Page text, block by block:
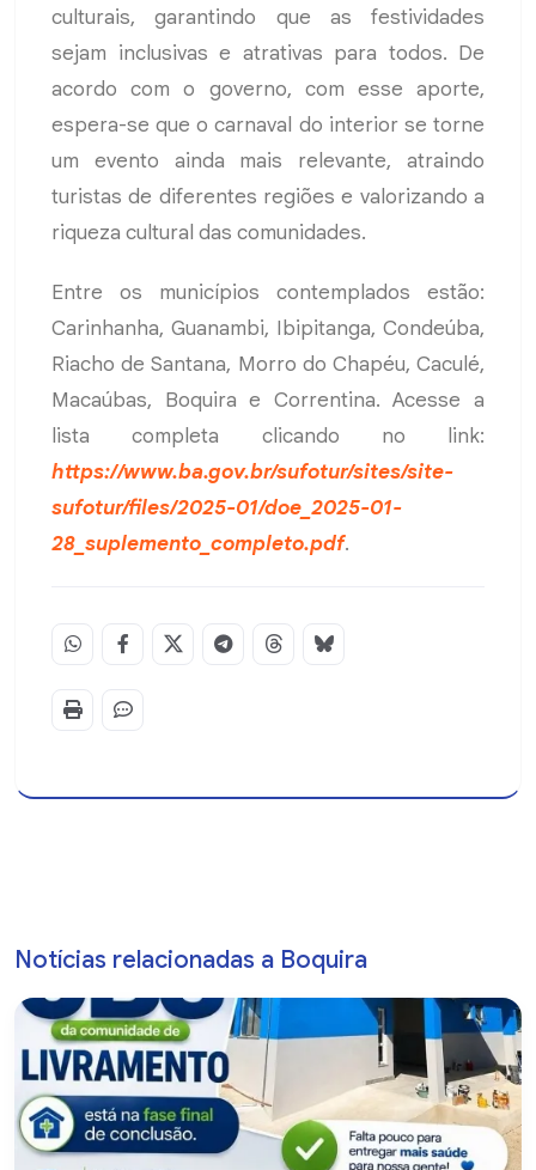
culturais, garantindo que as festividades
sejam inclusivas e atrativas para todos. De
acordo com o governo, com esse aporte,
espera-se que o carnaval do interior se torne
um evento ainda mais relevante, atraindo
turistas de diferentes regiões e valorizando a
riqueza cultural das comunidades.
Entre os municípios contemplados estão:
Carinhanha, Guanambi, Ibipitanga, Condeúba,
Riacho de Santana, Morro do Chapéu, Caculé,
Macaúbas, Boquira e Correntina. Acesse a
lista completa clicando no link:
https://www.ba.gov.br/sufotur/sites/site-
sufotur/files/2025-01/doe_2025-01-
28_suplemento_completo.pdf.
Notícias relacionadas a Boquira